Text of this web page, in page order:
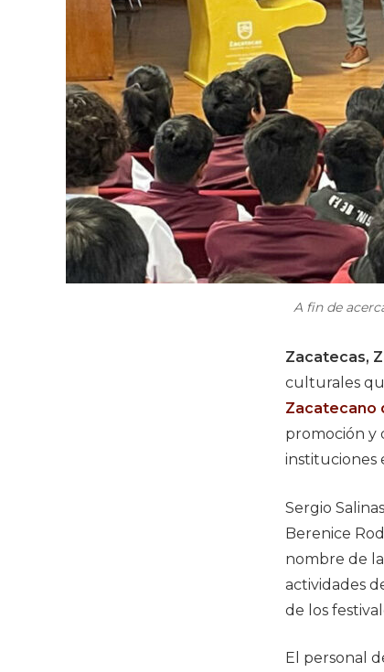
A fin de
Zacatecas,
culturales
Zacatecano
promoción y
instituciones
Sergio
Berenice
nombre de
actividades
de los
El personal